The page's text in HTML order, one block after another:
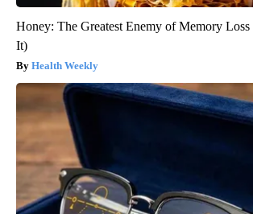
Honey: The Greatest Enemy of Memory
It)
Health Weekly